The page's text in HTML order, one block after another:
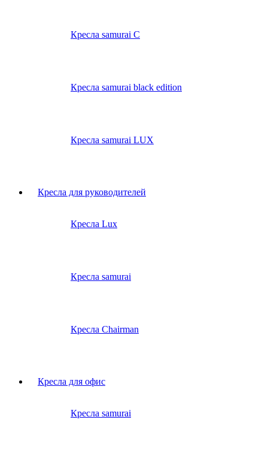
Кресла samurai C
Кресла samurai black edition
Кресла samurai LUX
Кресла для руководителей
Кресла Lux
Кресла samurai
Кресла Chairman
Кресла для офис
Кресла samurai